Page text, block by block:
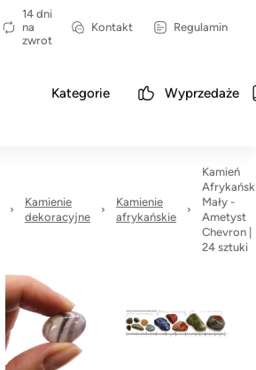
14 dni
na
zwrot
Kontakt Regulamin
Kategorie Wyprzedaże
Kamienie
dekoracyjne
Kamienie
afrykańskie
Kamień
Mały -
Ametyst
Chevron |
24 sztuki